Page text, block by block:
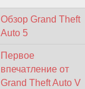
Обзор Grand Theft
Auto 5
Первое
впечатление от
Grand Theft Auto V